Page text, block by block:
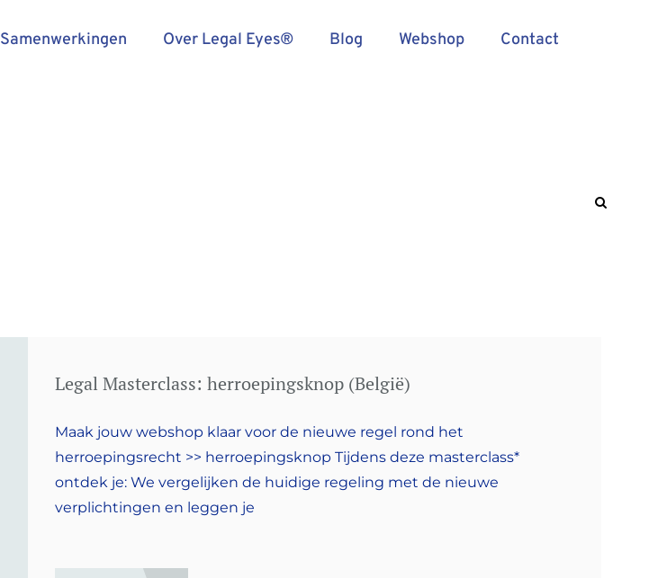
Samenwerkingen Over Legal Eyes® Blog Webshop Contact
Legal Masterclass: herroepingsknop (België)
Maak jouw webshop klaar voor de nieuwe regel rond het
herroepingsrecht >> herroepingsknop Tijdens deze masterclass*
ontdek je: We vergelijken de huidige regeling met de nieuwe
verplichtingen en leggen je